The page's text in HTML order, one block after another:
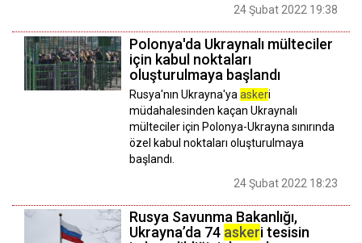
24 Şubat 2022 19:38
Polonya'da Ukraynalı mülteciler
için kabul noktaları
oluşturulmaya başlandı
Rusya'nın Ukrayna'ya askeri
müdahalesinden kaçan Ukraynalı
mülteciler için Polonya-Ukrayna sınırında
özel kabul noktaları oluşturulmaya
başlandı.
24 Şubat 2022 18:23
Rusya Savunma Bakanlığı,
Ukrayna’da 74 askeri tesisin